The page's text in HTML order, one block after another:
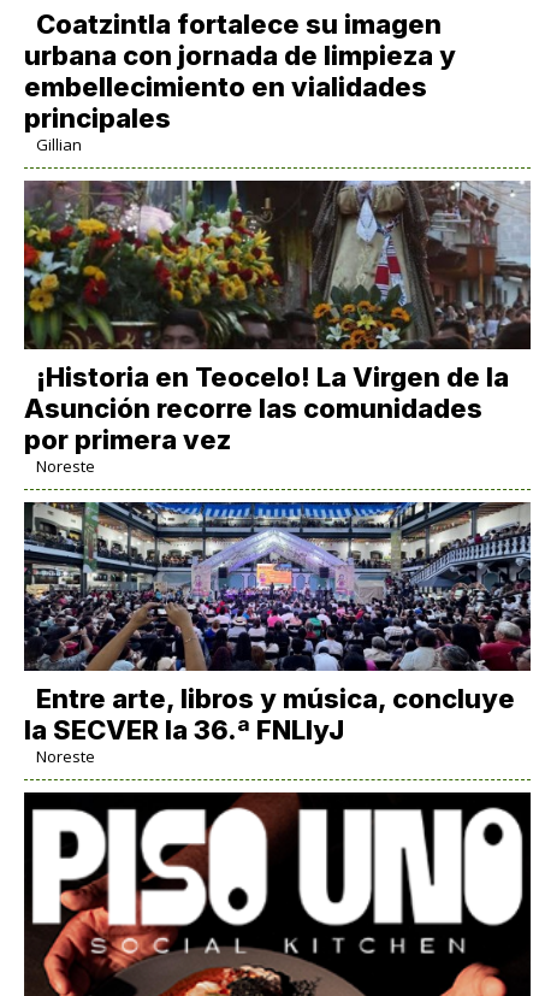
Coatzintla fortalece su imagen
urbana con jornada de limpieza y
embellecimiento en vialidades
principales
Gillian
​¡Historia en Teocelo! La Virgen de la
Asunción recorre las comunidades
por primera vez
Noreste
Entre arte, libros y música, concluye
la SECVER la 36.ª FNLIyJ
Noreste